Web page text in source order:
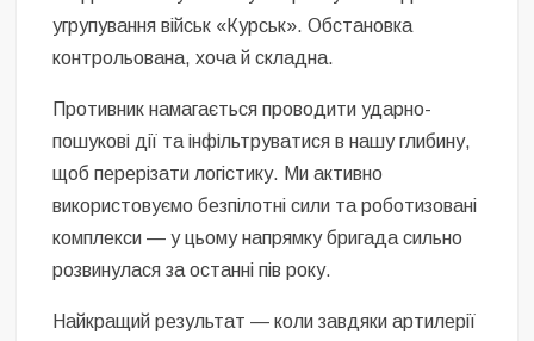
угрупування військ «Курськ». Обстановка
контрольована, хоча й складна.
Противник намагається проводити ударно-
пошукові дії та інфільтруватися в нашу глибину,
щоб перерізати логістику. Ми активно
використовуємо безпілотні сили та роботизовані
комплекси — у цьому напрямку бригада сильно
розвинулася за останні пів року.
Найкращий результат — коли завдяки артилерії